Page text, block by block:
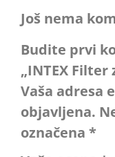
Još nema
Budite prvi
„INTEX Filter
Vaša adresa
objavljena.
označena *